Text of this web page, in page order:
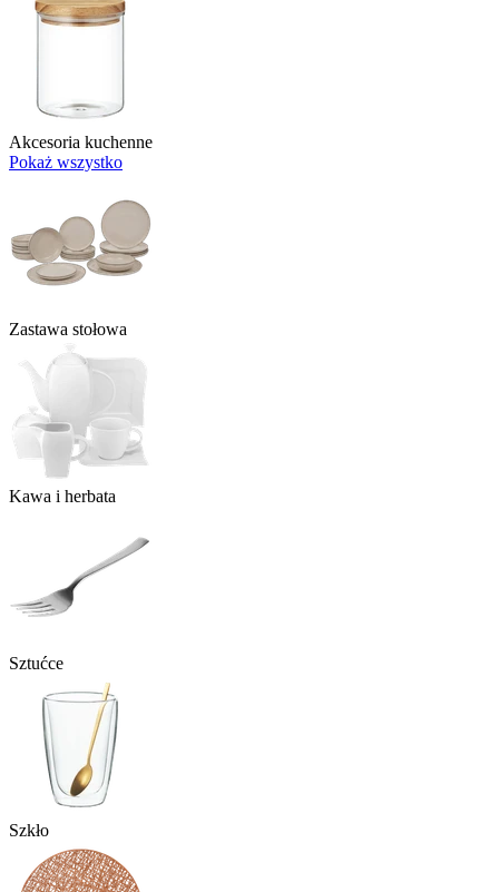
Akcesoria kuchenne
Pokaż wszystko
Zastawa stołowa
Kawa i herbata
Sztućce
Szkło